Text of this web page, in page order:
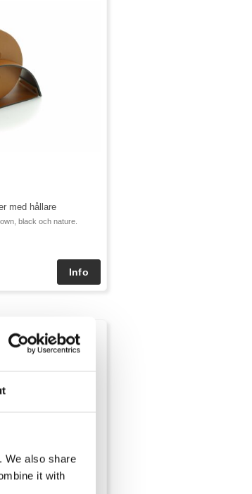
We also share
it with
med hållare
black och nature.